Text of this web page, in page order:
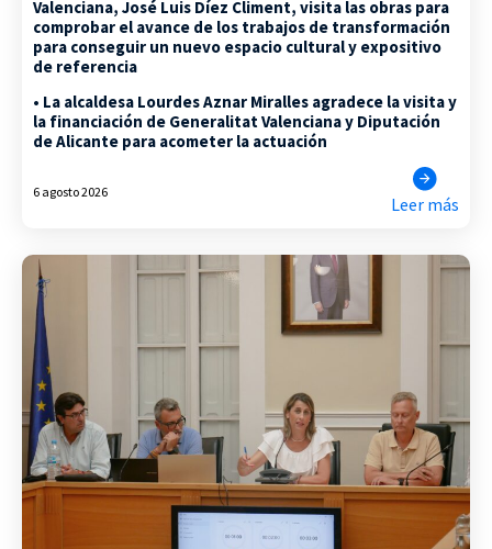
Valenciana, José Luis Díez Climent, visita las obras para
comprobar el avance de los trabajos de transformación
para conseguir un nuevo espacio cultural y expositivo
de referencia
• La alcaldesa Lourdes Aznar Miralles agradece la visita y
la financiación de Generalitat Valenciana y Diputación
de Alicante para acometer la actuación
6 agosto 2026
Leer más